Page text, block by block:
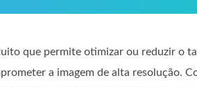
que permite otimizar ou reduzir o
a imagem de alta resolução.